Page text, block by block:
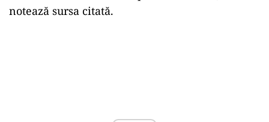
notează sursa citată.